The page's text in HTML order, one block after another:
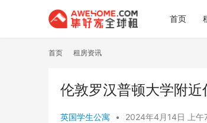
首页
首页 租房资讯
伦敦罗汉普顿大学附
英国学生公寓 • 2024年4月14日 上午